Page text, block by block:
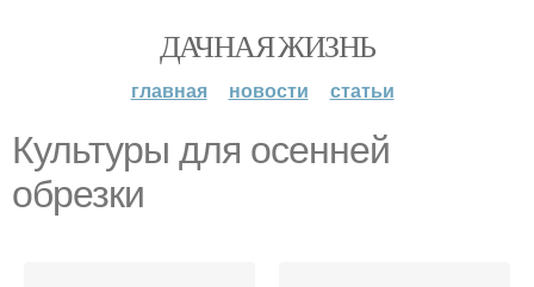
ДАЧНАЯ ЖИЗНЬ
главная новости статьи
Культуры для осенней
обрезки